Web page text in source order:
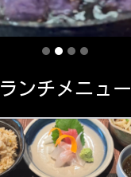
ランチメニュー